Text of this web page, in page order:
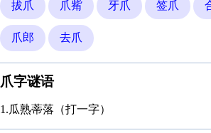
拔爪 爪觜 牙爪 签爪
爪郎 去爪
爪字谜语
1.瓜熟蒂落（打一字）